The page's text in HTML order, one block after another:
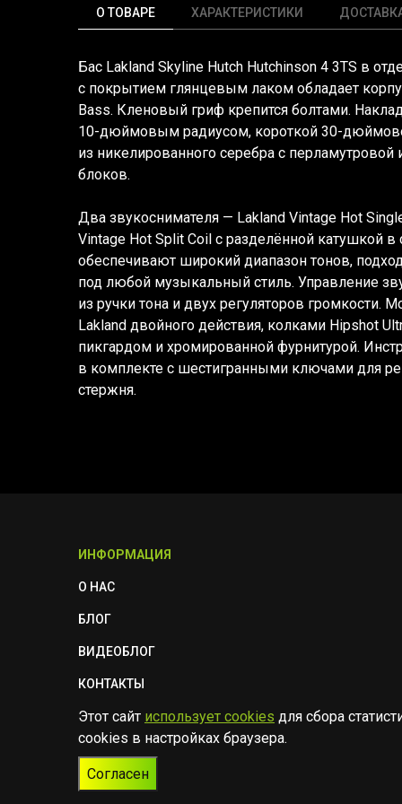
О ТОВАРЕ ХАРАКТЕРИСТИКИ
Бас Lakland Skyline Hutch Hutchinson 4 3TS в
с покрытием глянцевым лаком обладает
Bass. Кленовый гриф крепится болтами.
10-дюймовым радиусом, короткой 30-
из никелированного серебра с перламутровой
блоков.
Два звукоснимателя — Lakland Vintage Hot
Vintage Hot Split Coil с разделённой катушкой
обеспечивают широкий диапазон тонов,
под любой музыкальный стиль. Управление
из ручки тона и двух регуляторов громкости.
Lakland двойного действия, колками Hipshot
пикгардом и хромированной фурнитурой.
в комплекте с шестигранными ключами для
стержня.
ИНФОРМАЦИЯ
О НАС
БЛОГ
ВИДЕОБЛОГ
КОНТАКТЫ
ПОЛИТИКА БЕЗОПАСНОСТИ
© Музыкальный магазин Muzik Room, 2023-2026
Этот сайт использует cookies для сбора
cookies в настройках браузера.
Согласен